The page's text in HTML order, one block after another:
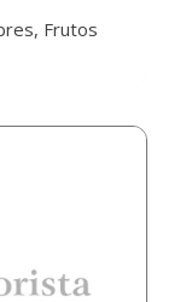
Frutos